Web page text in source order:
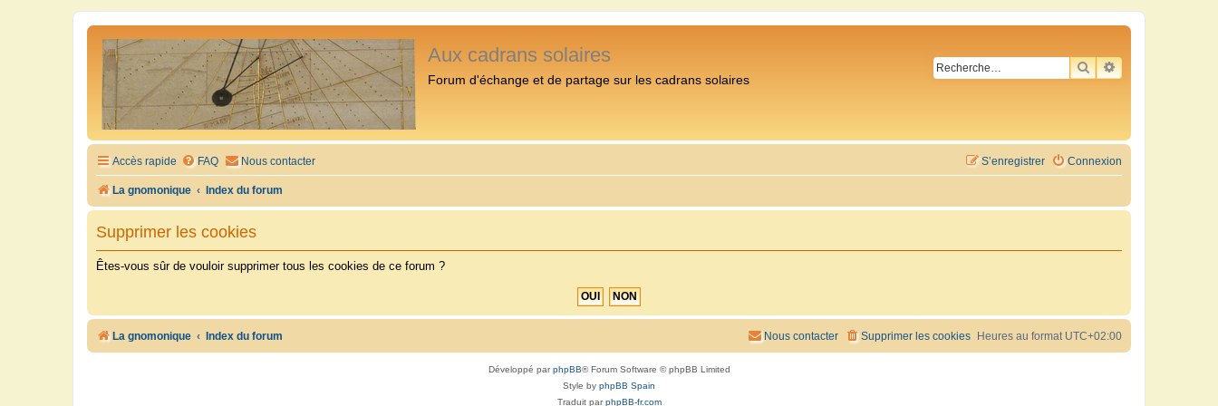
Aux cadrans solaires
Forum d'échange et de partage sur les cadrans solaires
RECHERCHER
RECHERCHE
Accès rapide FAQ Nous contacter Connexion
S’enregistrer
La gnomonique Index du forum
Supprimer les cookies
Êtes-vous sûr de vouloir supprimer tous les cookies de ce forum ?
La gnomonique Index du forum Heures au format UTC+02:00
Supprimer les cookies
Nous contacter
Développé parphpBB® Forum Software © phpBB Limited
Style by phpBB Spain
Traduit parphpBB-fr.com